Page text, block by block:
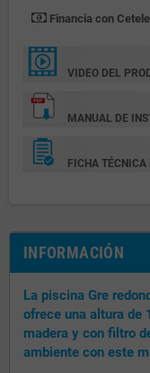
Financia con
VIDEO DEL
MANUAL DE
FICHA TÉCNICA
INFORMACIÓN
La piscina Gre
ofrece una altura de
madera y con filtro
ambiente con este